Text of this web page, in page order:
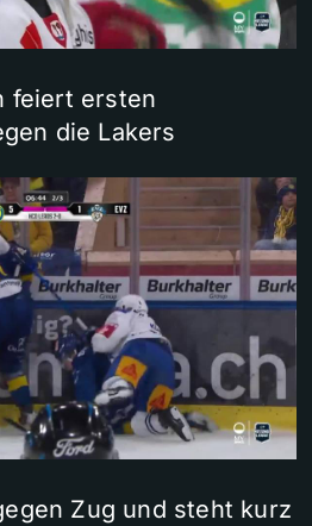
feiert ersten
die Lakers
Zug und steht kurz